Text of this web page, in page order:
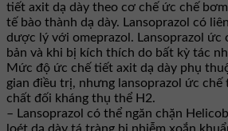
tiết axit dạ dày theo cơ chế ức chế
tế bào thành dạ dày. Lansoprazol có
dược lý với omeprazol. Lansoprazol ức
bản và khi bị kích thích do bất kỳ tác
Mức độ ức chế tiết axit dạ dày phụ
gian điều trị, nhưng lansoprazol ức
chất đối kháng thụ thể H2.
– Lansoprazol có thể ngăn chặn